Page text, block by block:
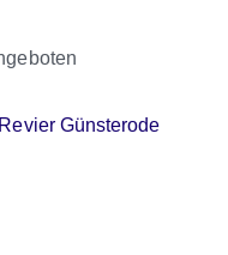
Günsterode